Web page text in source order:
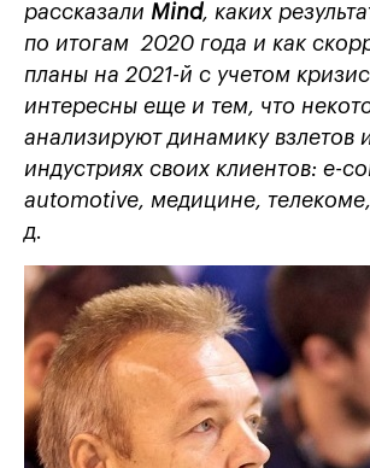
рассказали Mind, каких
по итогам 2020 года и как
планы на 2021-й с учетом
интересны еще и тем, что
анализируют динамику взлетов
индустриях своих клиентов: e-
automotive, медицине, телекоме,
д.